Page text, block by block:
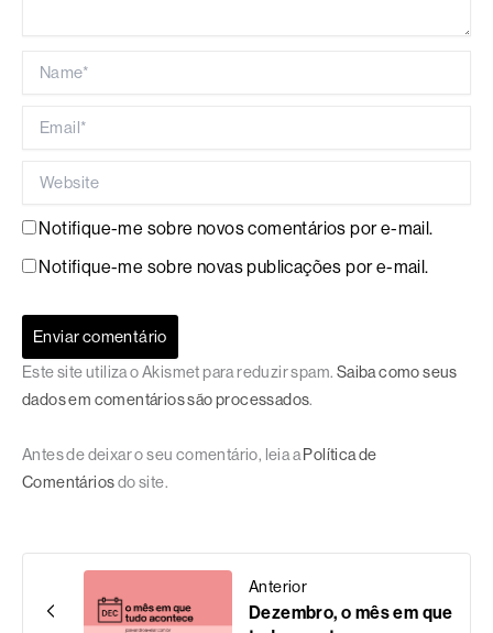
Notifique-me sobre novos comentários por e-mail.
Notifique-me sobre novas publicações por e-mail.
Este site utiliza o Akismet para reduzir spam. Saiba como seus
dados em comentários são processados.
Antes de deixar o seu comentário, leia aPolítica de
Comentáriosdo site.
Anterior
Dezembro, o mês em que